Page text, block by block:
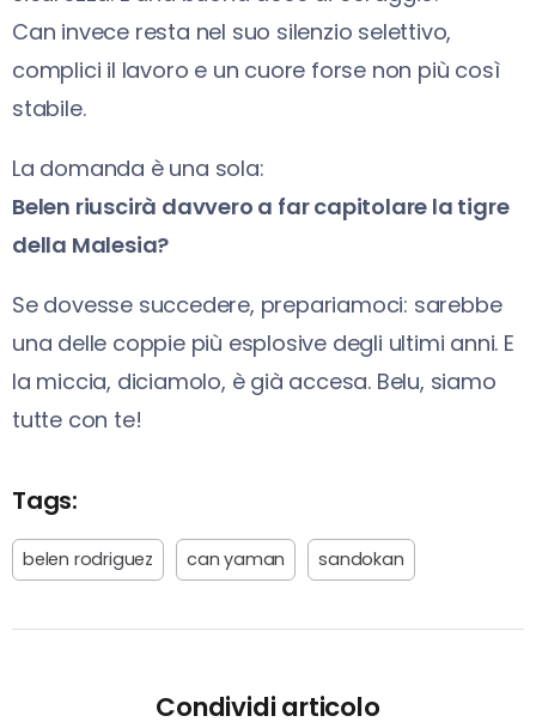
Can invece resta nel suo silenzio selettivo,
complici il lavoro e un cuore forse non più così
stabile.
La domanda è una sola:
Belen riuscirà davvero a far capitolare la tigre
della Malesia?
Se dovesse succedere, prepariamoci: sarebbe
una delle coppie più esplosive degli ultimi anni. E
la miccia, diciamolo, è già accesa. Belu, siamo
tutte con te!
Tags:
belen rodriguez can yaman sandokan
Condividi articolo